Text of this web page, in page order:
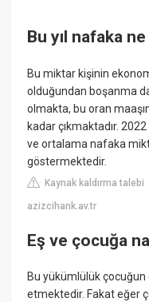
Bu yıl nafaka
Bu miktar kişinin
olduğundan boşanma
olmakta, bu oran
kadar çıkmaktadır.
ve ortalama nafaka
göstermektedir.
Kaynak kaldırma talebi
azizcihank.av.tr
Eş ve çocuğa
Bu yükümlülük
etmektedir. Fakat eğer